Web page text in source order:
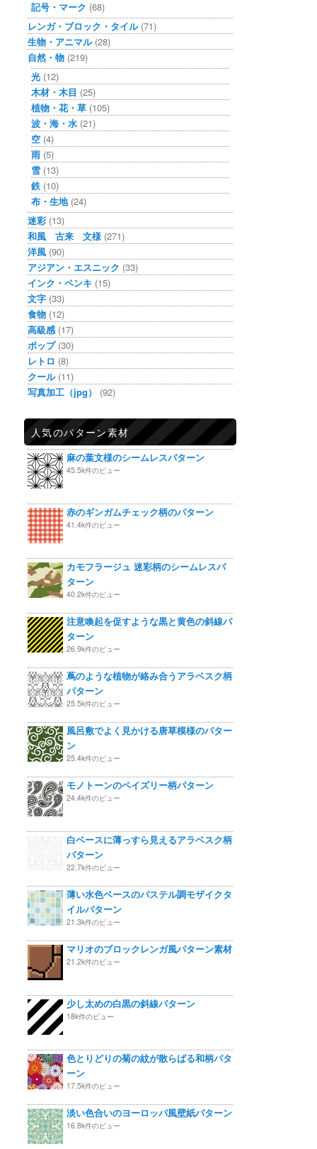
記号・マーク (68)
レンガ・ブロック・タイル(71)
生物・アニマル(28)
自然・物 (219)
光 (12)
木材・木目 (25)
植物・花・草 (105)
波・海・水 (21)
空 (4)
雨 (5)
雪 (13)
鉄 (10)
布・生地(24)
迷彩 (13)
和風 古来 文様 (271)
洋風 (90)
アジアン・エスニック (33)
インク・ペンキ (15)
文字 (33)
食物 (12)
高級感 (17)
ポップ(30)
レトロ (8)
クール(11)
写真加工（jpg）
(92)
人気のパターン素材
麻の葉文様のシームレスパターン
45.5k件のビュー
赤のギンガムチェック柄のパターン
41.4k件のビュー
カモフラージュ 迷彩柄のシームレスパ
ターン
40.2k件のビュー
注意喚起を促すような黒と黄色の斜線パ
ターン
26.9k件のビュー
蔦のような植物が絡み合うアラベスク柄
パターン
25.5k件のビュー
風呂敷でよく見かける唐草模様のパター
ン
25.4k件のビュー
モノトーンのペイズリー柄パターン
24.4k件のビュー
白ベースに薄っすら見えるアラベスク柄
パターン
22.7k件のビュー
薄い水色ベースのパステル調モザイクタ
イルパターン
21.3k件のビュー
マリオのブロックレンガ風パターン素材
21.2k件のビュー
少し太めの白黒の斜線パターン
18k件のビュー
色とりどりの菊の紋が散らばる和柄パタ
ーン
17.5k件のビュー
淡い色合いのヨーロッパ風壁紙パターン
16.8k件のビュー